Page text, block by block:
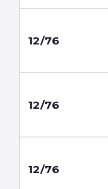
12/76
12/76
12/76